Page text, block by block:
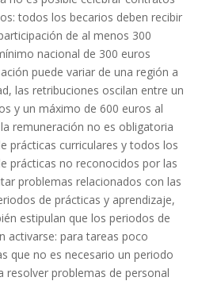
todos los becarios deben recibir
de al menos 300
nacional de 300 euros
puede variar de una región a
las retribuciones oscilan entre un
y un máximo de 600 euros al
remuneración no es obligatoria
prácticas curriculares y todos los
prácticas no reconocidos por las
problemas relacionados con las
de prácticas y aprendizaje,
estipulan que los periodos de
activarse: para tareas poco
que no es necesario un periodo
resolver problemas de personal